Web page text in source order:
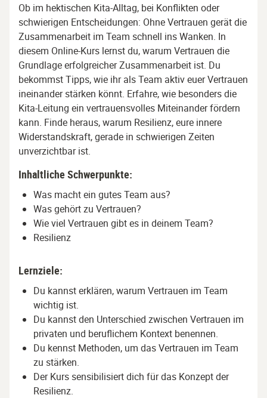
Ob im hektischen Kita-Alltag, bei Konflikten oder
schwierigen Entscheidungen: Ohne Vertrauen gerät die
Zusammenarbeit im Team schnell ins Wanken. In
diesem Online-Kurs lernst du, warum Vertrauen die
Grundlage erfolgreicher Zusammenarbeit ist. Du
bekommst Tipps, wie ihr als Team aktiv euer Vertrauen
ineinander stärken könnt. Erfahre, wie besonders die
Kita-Leitung ein vertrauensvolles Miteinander fördern
kann. Finde heraus, warum Resilienz, eure innere
Widerstandskraft, gerade in schwierigen Zeiten
unverzichtbar ist.
Inhaltliche Schwerpunkte:
Was macht ein gutes Team aus?
Was gehört zu Vertrauen?
Wie viel Vertrauen gibt es in deinem Team?
Resilienz
Lernziele:
Du kannst erklären, warum Vertrauen im Team
wichtig ist.
Du kannst den Unterschied zwischen Vertrauen im
privaten und beruflichem Kontext benennen.
Du kennst Methoden, um das Vertrauen im Team
zu stärken.
Der Kurs sensibilisiert dich für das Konzept der
Resilienz.